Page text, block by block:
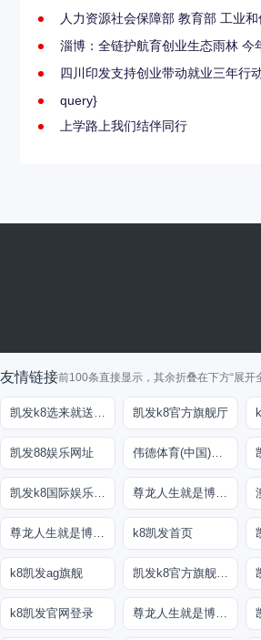
人力资源社会保障部 教育部 工业
淄博：全链护航育创业生态雨林 今
四川印发支持创业带动就业三年行
query}
上学路上我们结伴同行
友情链接前100条直接显示，其余折叠在下方“展开
凯发k8选来就送38 凯发k8官方旗舰厅
凯发88娱乐网址 伟德体育(中国)官方网站-登录入口
凯发k8国际娱乐真人版 尊龙人生就是博!线路检测
尊龙人生就是博!开户 k8凯发首页
k8凯发ag旗舰 凯发k8官方旗舰厅网址是多少
k8凯发官网登录 尊龙人生就是博!国际